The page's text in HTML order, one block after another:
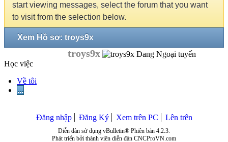
start viewing messages, select the forum that you want
to visit from the selection below.
Xem Hồ sơ: troys9x
troys9x
Học việc
Về tôi
...
Đăng nhập Đăng Ký Xem trên PC Lên trên
Diễn đàn sử dụng vBulletin® Phiên bản 4.2.3.
Phát triển bởi thành viên diễn đàn CNCProVN.com